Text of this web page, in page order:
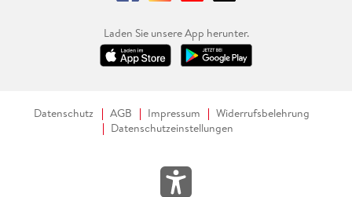
Laden Sie unsere App herunter.
Datenschutz AGB Impressum
Widerrufsbelehrung
Datenschutzeinstellungen